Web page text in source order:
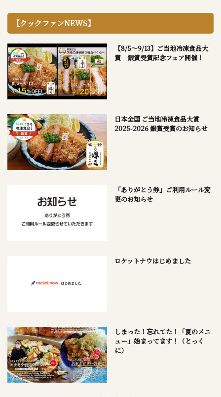
【クックファンNEWS】
【8/5～9/13】ご当地冷凍食品大
賞 銀賞受賞記念フェア開催！
日本全国 ご当地冷凍食品大賞
2025-2026 銀賞受賞のお知らせ
「ありがとう券」ご利用ルール変
更のお知らせ
ロケットナウはじめました
しまった！忘れてた！「夏のメニ
ュー」始まってます！（とっく
に）